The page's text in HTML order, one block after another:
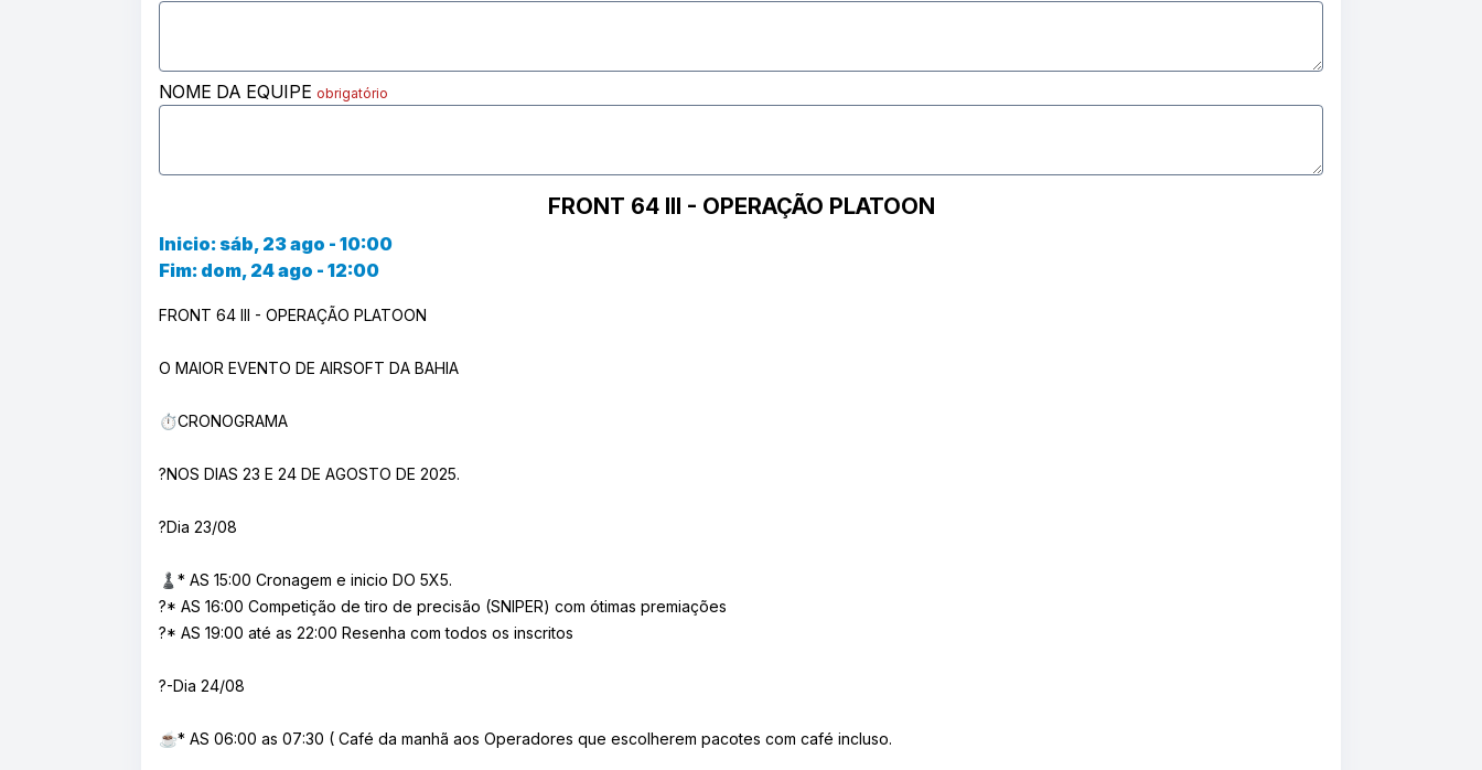
NOME DA EQUIPE obrigatório
FRONT 64 III - OPERAÇÃO PLATOON
Inicio: sáb, 23 ago - 10:00
Fim: dom, 24 ago - 12:00
FRONT 64 III - OPERAÇÃO PLATOON
O MAIOR EVENTO DE AIRSOFT DA BAHIA
⏱️CRONOGRAMA
?NOS DIAS 23 E 24 DE AGOSTO DE 2025.
?Dia 23/08
♟️* AS 15:00 Cronagem e inicio DO 5X5.
?* AS 16:00 Competição de tiro de precisão (SNIPER) com ótimas premiações
?* AS 19:00 até as 22:00 Resenha com todos os inscritos
?-Dia 24/08
☕️* AS 06:00 as 07:30 ( Café da manhã aos Operadores que escolherem pacotes com café incluso.